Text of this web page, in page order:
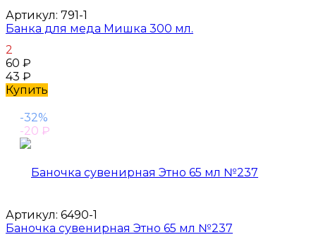
Артикул: 791-1
Банка для меда Мишка 300 мл.
2
60 ₽
43 ₽
Купить
-32%
-20 ₽
Артикул: 6490-1
Баночка сувенирная Этно 65 мл №237